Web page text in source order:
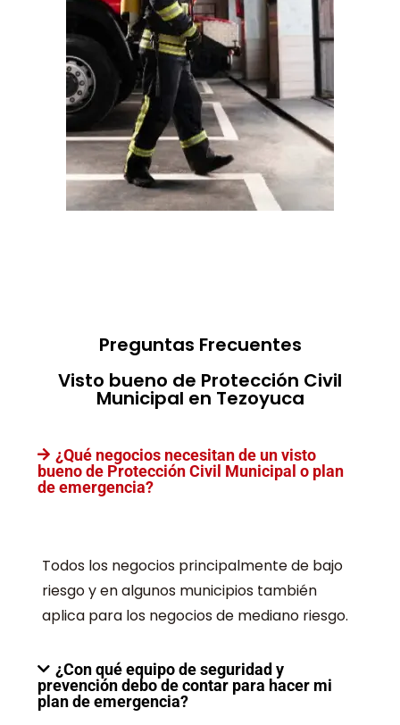
Preguntas Frecuentes
Visto bueno de Protección Civil
Municipal en Tezoyuca
¿Qué negocios necesitan de un visto
bueno de Protección Civil Municipal o plan
de emergencia?
Todos los negocios principalmente de bajo
riesgo y en algunos municipios también
aplica para los negocios de mediano riesgo.
¿Con qué equipo de seguridad y
prevención debo de contar para hacer mi
plan de emergencia?